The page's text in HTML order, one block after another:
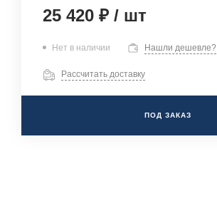
25 420 ₽ / шт
Нет в наличии Нашли дешевле?
Рассчитать доставку
ПОД ЗАКАЗ